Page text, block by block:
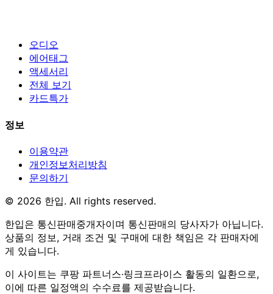
오디오
에어태그
액세서리
전체 보기
카드특가
정보
이용약관
개인정보처리방침
문의하기
© 2026 한입. All rights reserved.
한입은 통신판매중개자이며 통신판매의 당사자가 아닙니다.
상품의 정보, 거래 조건 및 구매에 대한 책임은 각 판매자에
게 있습니다.
이 사이트는 쿠팡 파트너스·링크프라이스 활동의 일환으로,
이에 따른 일정액의 수수료를 제공받습니다.